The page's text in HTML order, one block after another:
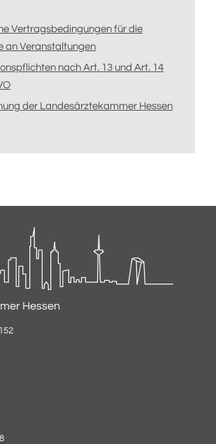
Vertragsbedingungen für die
an Veranstaltungen
nach Art. 13 und Art. 14
der Landesärztekammer Hessen
Hessen